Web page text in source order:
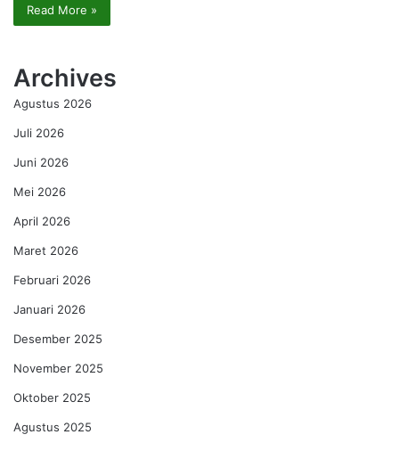
Read More »
Archives
Agustus 2026
Juli 2026
Juni 2026
Mei 2026
April 2026
Maret 2026
Februari 2026
Januari 2026
Desember 2025
November 2025
Oktober 2025
Agustus 2025